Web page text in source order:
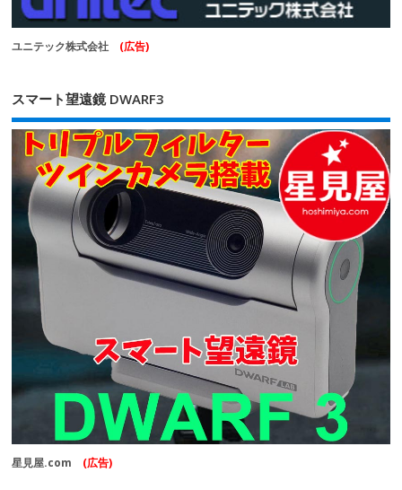
ユニテック株式会社 (広告)
スマート望遠鏡 DWARF3
星見屋.com (広告)